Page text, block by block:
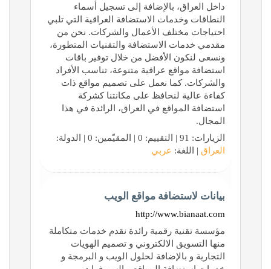
داخل العراق، بالإضافة إلى تسجيل أسماء
النطاقات وخدمات الاستضافة العراقية التي تلبي
احتياجات مختلف الأعمال والشركات. نحن من
مقدمي خدمات الاستضافة والتقنيات المتطورة،
ونسعى لنكون الأفضل من خلال توفير باقات
استضافة مواقع عراقية متنوعة، تناسب الأفراد
والشركات. كما نعمل على تصميم مواقع ذات
كفاءة عالية لنحافظ على مكانتنا كشركة
استضافة المواقع في العراق، الرائدة في هذا
المجال.
الزيارات: 91 | التقييم: 0 | المقيّمين: 0 | الدولة:
العراق | اللغة: عربي
بيانات لاستضافة مواقع الويب
http://www.bianaat.com
مؤسسة تقنية رقمية رائدة نقدم خدمات متكاملة
منها التسويق الالكتروني و تصميم الهويات
التجارية و بالإضافة لحلول الويب و البرمجة و